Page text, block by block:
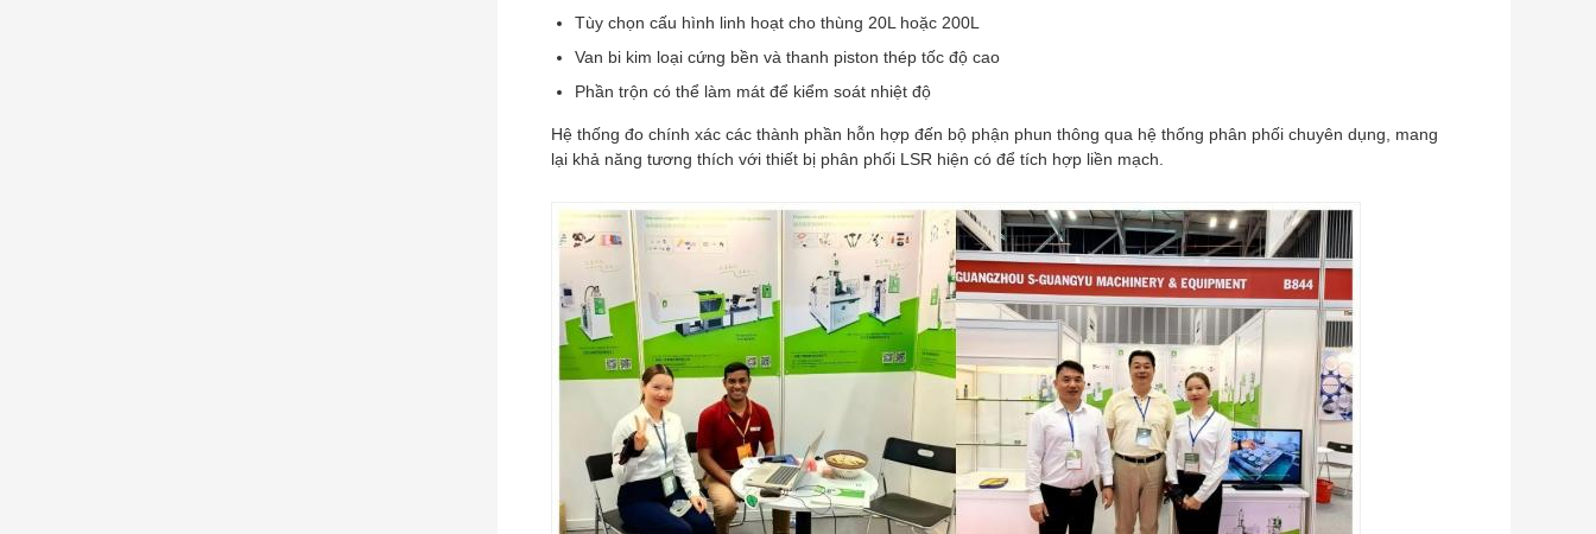
Tùy chọn cấu hình linh hoạt cho thùng 20L hoặc 200L
Van bi kim loại cứng bền và thanh piston thép tốc độ cao
Phần trộn có thể làm mát để kiểm soát nhiệt độ
Hệ thống đo chính xác các thành phần hỗn hợp đến bộ phận phun thông qua hệ thống phân phối chuyên dụng, mang
lại khả năng tương thích với thiết bị phân phối LSR hiện có để tích hợp liền mạch.